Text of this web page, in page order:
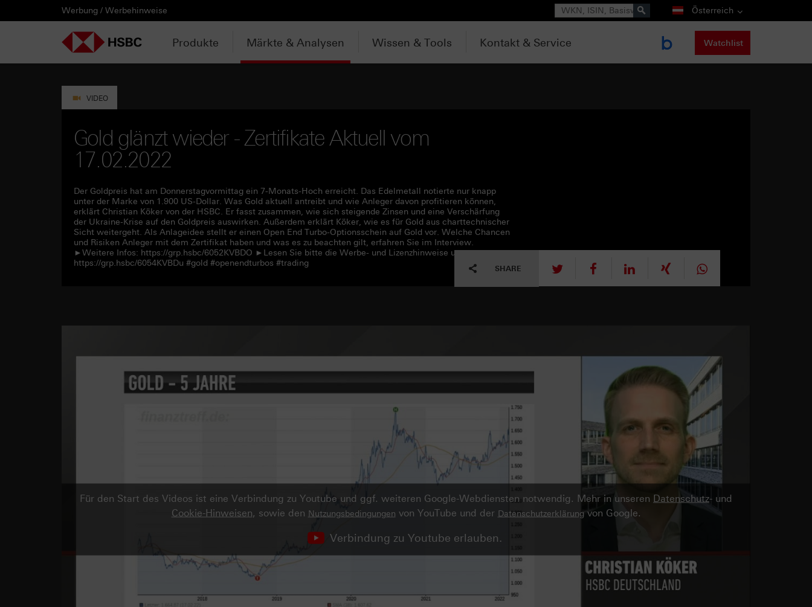
PRODUKTE
HEBELPRODUKTE
MÄRKTE & ANALYSEN
WISSEN & TOOLS
KONTAKT & SERVICE
DOWNLOADCENTER
LÄNDERAUSWAHL
Deutschland
AUSGEWÄHLTE SEITEN
HEBELPRODUKTE
Knock-out-Produkte
Weitere Hebelprodukte
Ausgestoppte Produkte
Intraday-Emissionen
ANLAGEPRODUKTE
Aktien- / Indexanleihen
Discount-Zertifikate
Express-Zertifikate
Kapitalschutz-Produkte
Sprint-Zertifikate
Strategie- / Basket- /
Themenzertifikate
AKTUELLES
Anpassungen / Kündigungen
Neuemissionen
ANALYSEN
Daily Trading
Trendkompass
Newsletter-Abonnement
VIDEOS
ntv-Zertifikate mit HSBC
Börse Stuttgart TV mit HSBC
Zertifikate Aktuell mit HSBC
WATCHLIST
Login / Zur Watchlist
WEBINARE
Webinartermine
WISSEN
kostenlose eBooks
Aktien- / Indexanleihen Rechner
Trendkompass
KONTAKT
Kontaktformular
SERVICE
Wir über uns
DOWNLOADCENTER
Basisprospekte /
Wertpapierbeschreibungen
Werbung / Werbehinweise Suche Österreich
Produkte Märkte & Analysen Wissen & Tools Kontakt & Service Watchlist
VIDEO
Gold glänzt wieder - Zertifikate Aktuell vom
17.02.2022
Der Goldpreis hat am Donnerstagvormittag ein 7-Monats-Hoch erreicht. Das Edelmetall notierte nur knapp
unter der Marke von 1.900 US-Dollar. Was Gold aktuell antreibt und wie Anleger davon profitieren können,
erklärt Christian Köker von der HSBC. Er fasst zusammen, wie sich steigende Zinsen und eine Verschärfung
der Ukraine-Krise auf den Goldpreis auswirken. Außerdem erklärt Köker, wie es für Gold aus charttechnischer
Sicht weitergeht. Als Anlageidee stellt er einen Open End Turbo-Optionsschein auf Gold vor. Welche Chancen
und Risiken Anleger mit dem Zertifikat haben und was es zu beachten gilt, erfahren Sie im Interview.
►Weitere Infos: https://grp.hsbc/6052KVBDO ►Lesen Sie bitte die Werbe- und Lizenzhinweise unter
https://grp.hsbc/6054KVBDu #gold #openendturbos #trading
SHARE tweet mitteilen
Für den Start des Videos ist eine Verbindung zu Youtube und ggf. weiteren Google-Webdiensten notwendig. Mehr in unseren Datenschutz- und
Cookie-Hinweisen, sowie den Nutzungsbedingungen von YouTube und der Datenschutzerklärungvon Google.
Verbindung zu Youtube erlauben.